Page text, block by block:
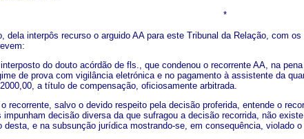
*
dela interpôs recurso o arguido AA para este Tribunal da Relação, com
do douto acórdão de fls., que condenou o recorrente AA, na
de prova com vigilância eletrónica e no pagamento à assistente da
a título de compensação, oficiosamente arbitrada.
recorrente, salvo o devido respeito pela decisão proferida, entende o
decisão diversa da que sufragou a decisão recorrida, não
desta, e na subsunção jurídica mostrando-se, em consequência, violado